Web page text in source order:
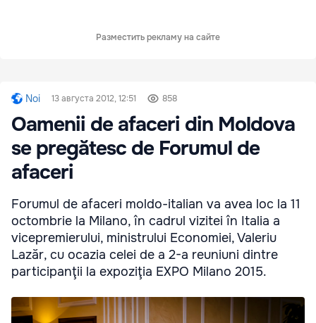
Разместить рекламу на сайте
Noi 13 августа 2012, 12:51 858
Oamenii de afaceri din Moldova
se pregătesc de Forumul de
afaceri
Forumul de afaceri moldo-italian va avea loc la 11
octombrie la Milano, în cadrul vizitei în Italia a
vicepremierului, ministrului Economiei, Valeriu
Lazăr, cu ocazia celei de a 2-a reuniuni dintre
participanţii la expoziţia EXPO Milano 2015.